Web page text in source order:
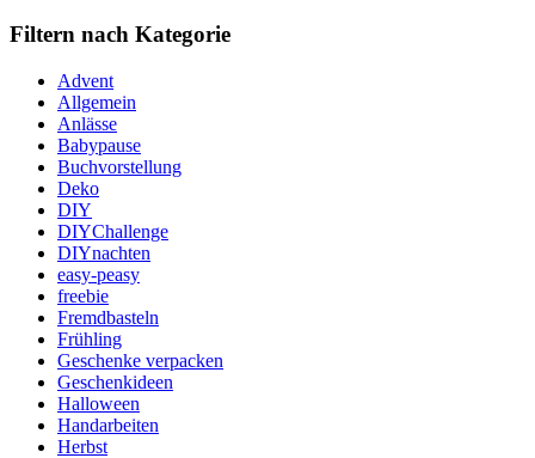
Filtern nach Kategorie
Advent
Allgemein
Anlässe
Babypause
Buchvorstellung
Deko
DIY
DIYChallenge
DIYnachten
easy-peasy
freebie
Fremdbasteln
Frühling
Geschenke verpacken
Geschenkideen
Halloween
Handarbeiten
Herbst